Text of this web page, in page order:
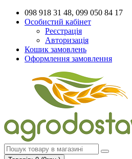
098 918 31 48, 099 050 84 17
Особистий кабінет
Реєстрація
Авторизація
Кошик замовлень
Оформлення замовлення